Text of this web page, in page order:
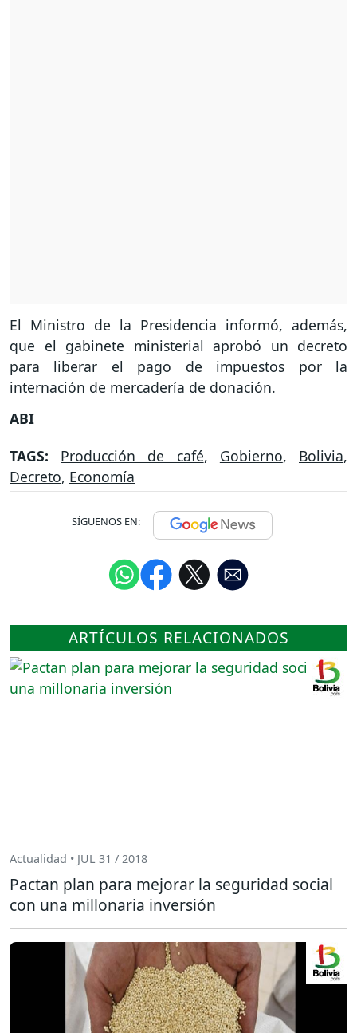
El Ministro de la Presidencia informó, además,
que el gabinete ministerial aprobó un decreto
para liberar el pago de impuestos por la
internación de mercadería de donación.
ABI
TAGS: Producción de café, Gobierno, Bolivia,
Decreto, Economía
SÍGUENOS EN:
ARTÍCULOS RELACIONADOS
Actualidad • JUL 31 / 2018
Pactan plan para mejorar la seguridad social
con una millonaria inversión